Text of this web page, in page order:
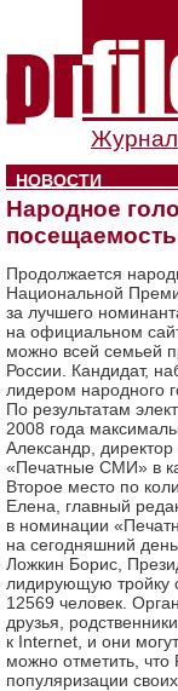
Журнал
НОВОСТИ
Народное
Продолжается
Национальной
за лучшего
на официальном
можно всей семьей
России. Кандидат,
лидером народного
По результатам
2008 года
Александр,
«Печатные СМИ» в
Второе место по
Елена, главный
в номинации
на сегодняшний
Ложкин Борис,
лидирующую тройку
12569 человек.
друзья,
к Internet, и они
можно отметить,
популяризации